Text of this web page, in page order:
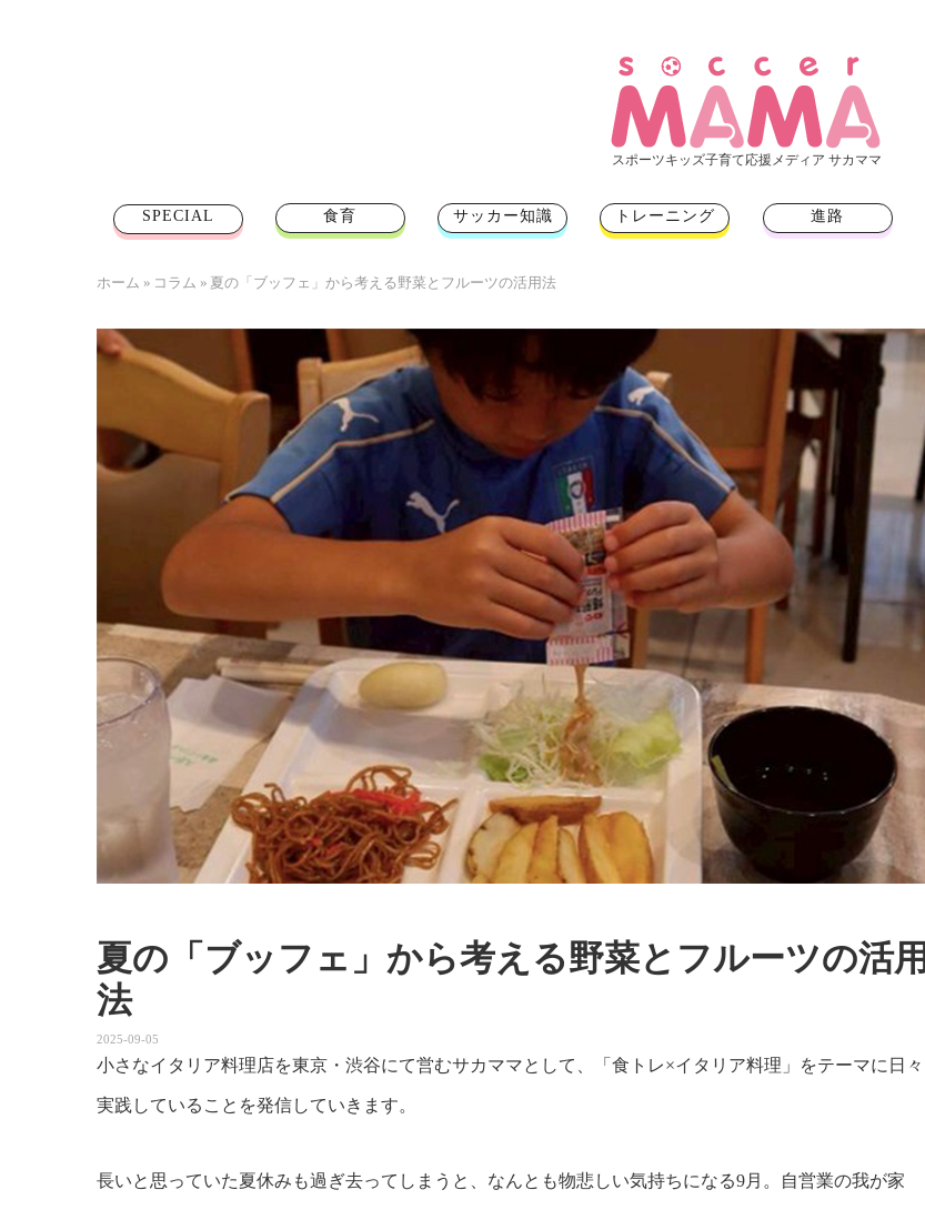
スポーツキッズ子育て応援メディア サカママ
SPECIAL 食育 サッカー知識 トレーニング 進路
ホーム » コラム » 夏の「ブッフェ」から考える野菜とフルーツの活用法
夏の「ブッフェ」から考える野菜とフルーツの活用
法
2025-09-05
小さなイタリア料理店を東京・渋谷にて営むサカママとして、「食トレ×イタリア料理」をテーマに日々
実践していることを発信していきます。
長いと思っていた夏休みも過ぎ去ってしまうと、なんとも物悲しい気持ちになる9月。自営業の我が家